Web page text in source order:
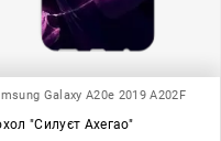
Galaxy A20e 2019 A202F
"Силуєт Ахегао"